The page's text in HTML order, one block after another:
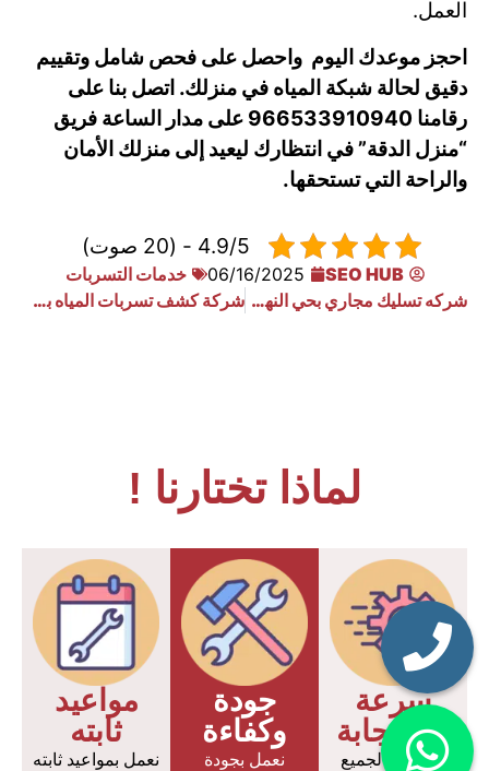
العمل.
احجز موعدك اليوم واحصل على فحص شامل وتقييم
دقيق لحالة شبكة المياه في منزلك. اتصل بنا على
رقامنا 966533910940 على مدار الساعة فريق
“منزل الدقة” في انتظارك ليعيد إلى منزلك الأمان
والراحة التي تستحقها.
4.9/5 - (20 صوت)
SEO HUB
06/16/2025
خدمات التسربات
شركه تسليك مجاري بحي النهضة
شركة كشف تسربات المياه بحي ديراب
لماذا تختارنا !
سرعة
الإستجابة
نستجيب لجميع
جودة
وكفاءة
نعمل بجودة
مواعيد
ثابته
نعمل بمواعيد ثابته